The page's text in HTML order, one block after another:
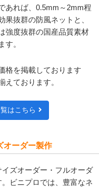
あれば、0.5mm～2mm程
果抜群の防風ネットと、
強度抜群の国産品質素材
す。
格を掲載しております
えております。
はこちら
オーダー製作
ズオーダー・フルオーダ
ビニプロでは、豊富なネ